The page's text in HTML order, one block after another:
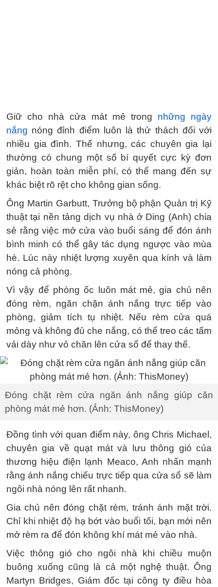
Giữ cho nhà cửa mát mẻ trong những ngày
nắng nóng đỉnh điểm luôn là thử thách đối với
nhiều gia đình. Thế nhưng, các chuyên gia lại
thường có chung một số bí quyết cực kỳ đơn
giản, hoàn toàn miễn phí, có thể mang đến sự
khác biệt rõ rệt cho không gian sống.
Ông Martin Garbutt, Trưởng bộ phận Quản trị Kỹ
thuật tại nền tảng dịch vụ nhà ở Ding (Anh) chia
sẻ rằng việc mở cửa vào buổi sáng để đón ánh
bình minh có thể gây tác dụng ngược vào mùa
hè. Lúc này nhiệt lượng xuyên qua kính và làm
nóng cả phòng.
Vì vậy để phòng ốc luôn mát mẻ, gia chủ nên
đóng rèm, ngăn chặn ánh nắng trực tiếp vào
phòng, giảm tích tụ nhiệt. Nếu rèm cửa quá
mỏng và không đủ che nắng, có thể treo các tấm
vải dày như vỏ chăn lên cửa sổ để thay thế.
Đóng chặt rèm cửa ngăn ánh nắng giúp căn
phòng mát mẻ hơn. (Ảnh: ThisMoney)
Đồng tình với quan điểm này, ông Chris Michael,
chuyên gia về quạt mát và lưu thông gió của
thương hiệu điện lạnh Meaco, Anh nhấn mạnh
rằng ánh nắng chiếu trực tiếp qua cửa sổ sẽ làm
ngôi nhà nóng lên rất nhanh.
Gia chủ nên đóng chặt rèm, tránh ánh mặt trời.
Chỉ khi nhiệt độ hạ bớt vào buổi tối, bạn mới nên
mở rèm ra để đón không khí mát mẻ vào nhà.
Việc thông gió cho ngôi nhà khi chiều muộn
buông xuống cũng là cả một nghệ thuật. Ông
Martyn Bridges, Giám đốc tại công ty điều hòa